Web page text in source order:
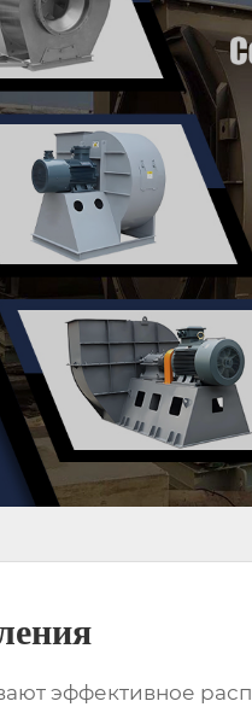
эффективное